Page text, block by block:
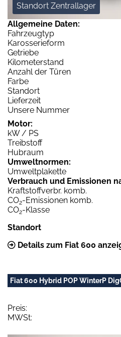
Standort Zentrallager
Allgemeine Daten:
Fahrzeugtyp
Karosserieform
Getriebe
Kilometerstand
Anzahl der Türen
Farbe
Standort
Lieferzeit
Unsere Nummer
Motor:
kW / PS
Treibstoff
Hubraum
Umweltnormen:
Umweltplakette
Verbrauch und Emissionen
Kraftstoffverbr. komb.
CO2-Emissionen komb.
CO2-Klasse
Standort
Details zum Fiat 600
Fiat 600 Hybrid POP WinterP
Preis:
MWSt: